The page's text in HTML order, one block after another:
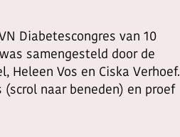
Diabetescongres van 10
samengesteld door de
Heleen Vos en Ciska Verhoef.
naar beneden) en proef